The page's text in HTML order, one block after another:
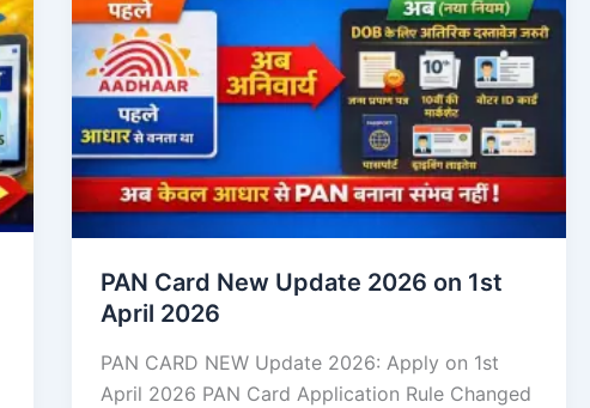
PAN Card New Update 2026 on 1st
April 2026
PAN CARD NEW Update 2026: Apply on 1st
April 2026 PAN Card Application Rule Changed